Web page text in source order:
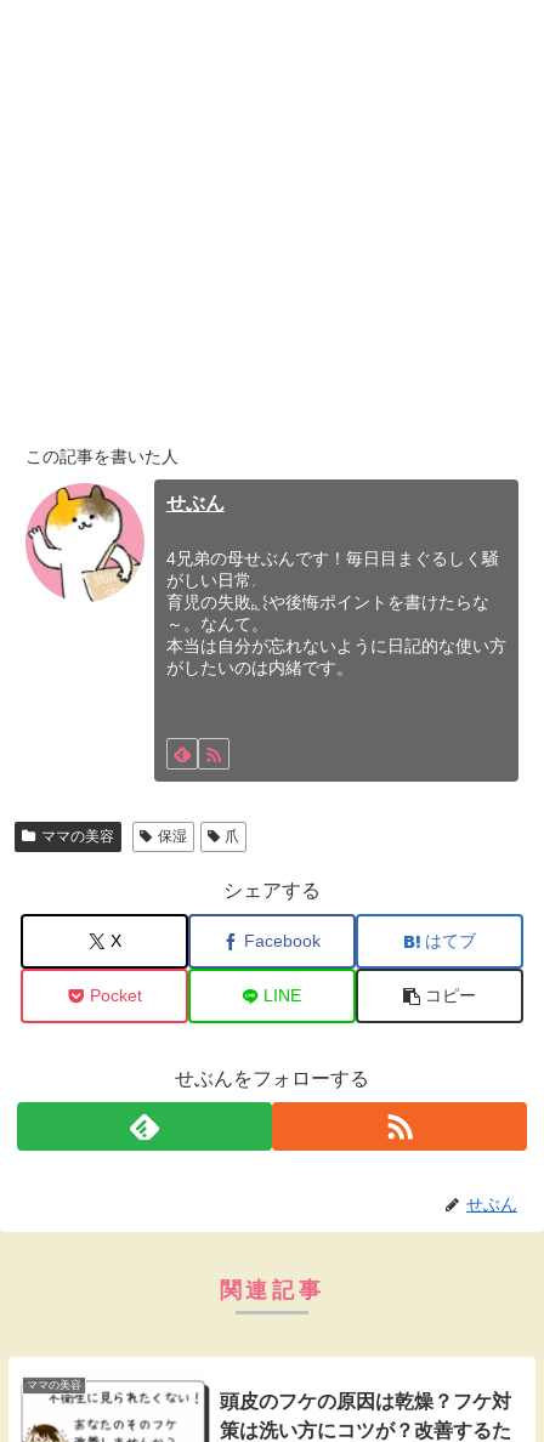
この記事を書いた人
せぶん
4兄弟の母せぶんです！毎日目まぐるしく騒
がしい日常。
育児の失敗談や後悔ポイントを書けたらな
～。なんて。
本当は自分が忘れないように日記的な使い方
がしたいのは内緒です。
ママの美容 保湿 爪
シェアする
X Facebook はてブ
Pocket LINE コピー
せぶんをフォローする
せぶん
関連記事
ママの美容
頭皮のフケの原因は乾燥？フケ対
策は洗い方にコツが？改善するた